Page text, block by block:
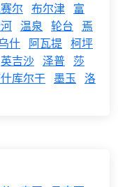
尔 布尔津 富
温泉 轮台
焉
什 阿瓦提 柯坪
英吉沙 泽普 莎
库尔干 墨玉 洛